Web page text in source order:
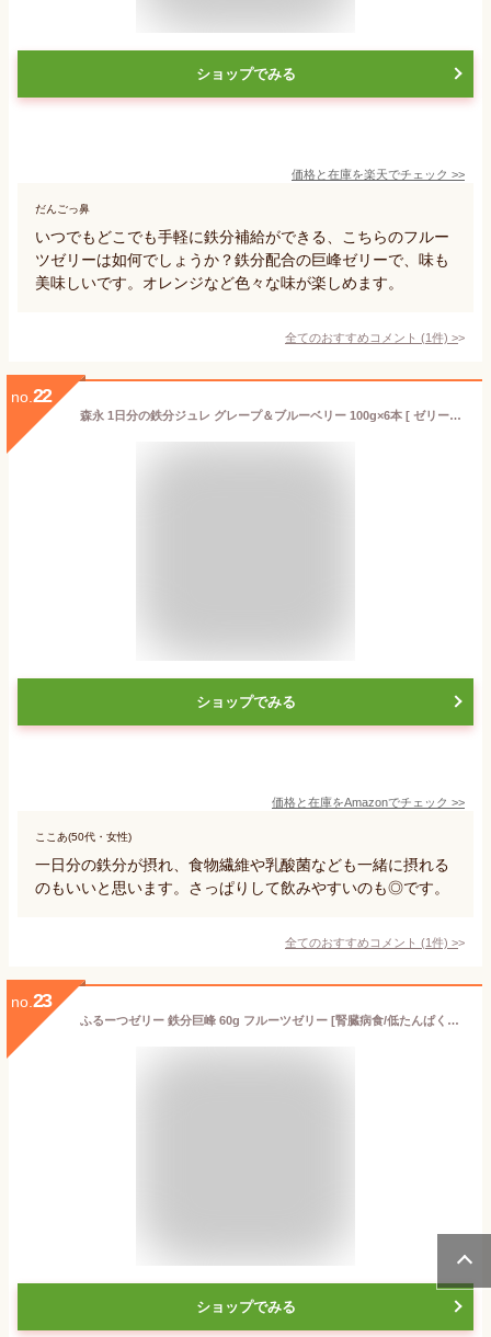
ショップでみる
価格と在庫を楽天でチェック >>
だんごっ鼻
いつでもどこでも手軽に鉄分補給ができる、こちらのフルー
ツゼリーは如何でしょうか？鉄分配合の巨峰ゼリーで、味も
美味しいです。オレンジなど色々な味が楽しめます。
全てのおすすめコメント (1件) >
no. 22
森永 1日分の鉄分ジュレ グレープ＆ブルーベリー 100g×6本 [ ゼリー飲料 脂肪ゼロ 食物繊維 乳酸菌 ラクチュロース ]
ショップでみる
価格と在庫をAmazonでチェック >>
ここあ(50代・女性)
一日分の鉄分が摂れ、食物繊維や乳酸菌なども一緒に摂れる
のもいいと思います。さっぱりして飲みやすいのも◎です。
全てのおすすめコメント (1件) >
no. 23
ふるーつゼリー 鉄分巨峰 60g フルーツゼリー [腎臓病食/低たんぱく食品/高カロリー]
ショップでみる